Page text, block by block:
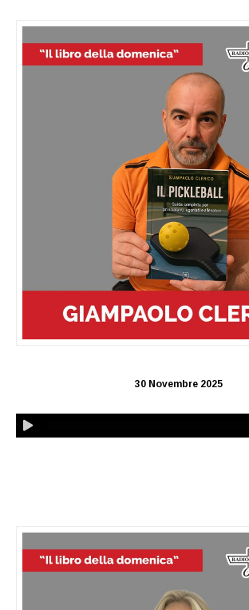
30 Novembre 2025